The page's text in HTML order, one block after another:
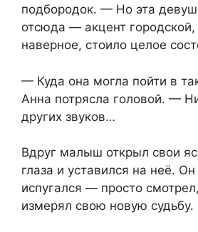
подбородок. — Но эта
отсюда — акцент
наверное, стоило целое
— Куда она могла пойти в
Анна потрясла головой. —
других звуков…
Вдруг малыш открыл свои
глаза и уставился на неё.
испугался — просто
измерял свою новую судьбу.